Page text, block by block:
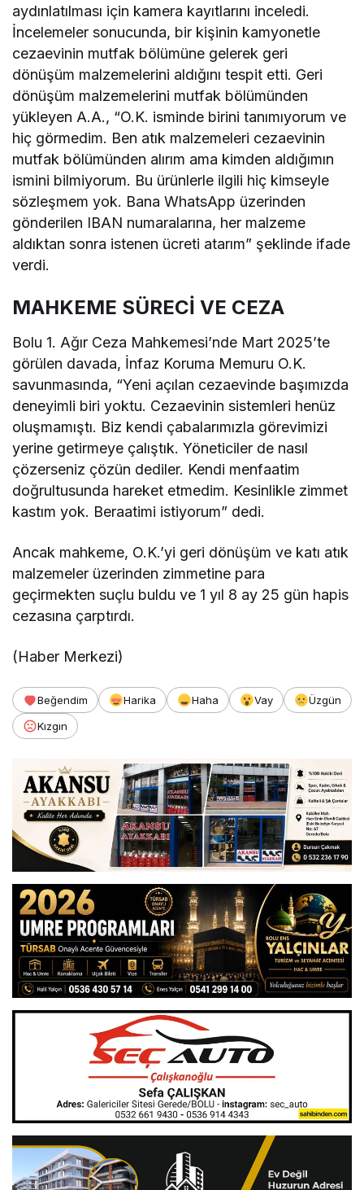
aydınlatılması için kamera kayıtlarını inceledi.
İncelemeler sonucunda, bir kişinin kamyonetle
cezaevinin mutfak bölümüne gelerek geri
dönüşüm malzemelerini aldığını tespit etti. Geri
dönüşüm malzemelerini mutfak bölümünden
yükleyen A.A., “O.K. isminde birini tanımıyorum ve
hiç görmedim. Ben atık malzemeleri cezaevinin
mutfak bölümünden alırım ama kimden aldığımın
ismini bilmiyorum. Bu ürünlerle ilgili hiç kimseyle
sözleşmem yok. Bana WhatsApp üzerinden
gönderilen IBAN numaralarına, her malzeme
aldıktan sonra istenen ücreti atarım” şeklinde ifade
verdi.
MAHKEME SÜRECİ VE CEZA
Bolu 1. Ağır Ceza Mahkemesi’nde Mart 2025’te
görülen davada, İnfaz Koruma Memuru O.K.
savunmasında, “Yeni açılan cezaevinde başımızda
deneyimli biri yoktu. Cezaevinin sistemleri henüz
oluşmamıştı. Biz kendi çabalarımızla görevimizi
yerine getirmeye çalıştık. Yöneticiler de nasıl
çözerseniz çözün dediler. Kendi menfaatim
doğrultusunda hareket etmedim. Kesinlikle zimmet
kastım yok. Beraatimi istiyorum” dedi.
Ancak mahkeme, O.K.’yi geri dönüşüm ve katı atık
malzemeler üzerinden zimmetine para
geçirmekten suçlu buldu ve 1 yıl 8 ay 25 gün hapis
cezasına çarptırdı.
(Haber Merkezi)
Beğendim Harika Haha Vay
Üzgün
Kızgın